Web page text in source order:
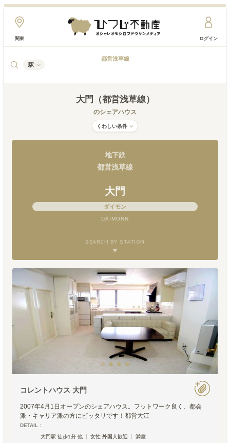
関東 ログイン
駅
都営浅草線
大門（都営浅草線）
のシェアハウス
くわしい条件
地下鉄
都営浅草線
大門
ダイモン
DAIMONN
SEARCH BY STATION
コレントハウス 大門
2007年4月1日オープンのシェアハウス。フットワーク良く、都会
派・キャリア派の方にピッタリです！都営大江
DETAIL :
大門駅 徒歩1分 他
女性 外国人歓迎 満室